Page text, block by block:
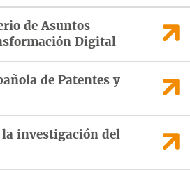
de Asuntos
Digital
de Patentes y
la investigación del